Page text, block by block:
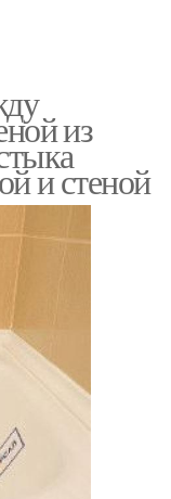
из
и стеной